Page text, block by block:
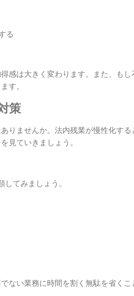
る
感は大きく変わります。また、もし
す。
策
りませんか。法内残業が慢性化す
見ていきましょう。
てみましょう。
ない業務に時間を割く無駄を省くこ